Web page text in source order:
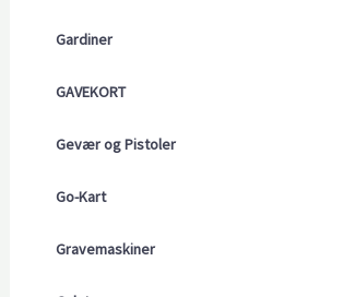
Gardiner
GAVEKORT
Gevær og Pistoler
Go-Kart
Gravemaskiner